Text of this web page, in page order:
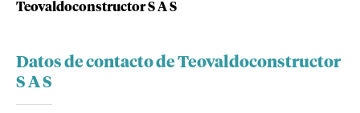
Teovaldoconstructor S A S
Datos de contacto de Teovaldoconstructor
S A S